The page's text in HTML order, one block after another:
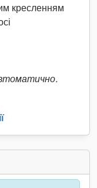
кресленням